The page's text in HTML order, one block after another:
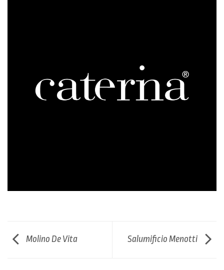
Molino De Vita Salumificio Menotti